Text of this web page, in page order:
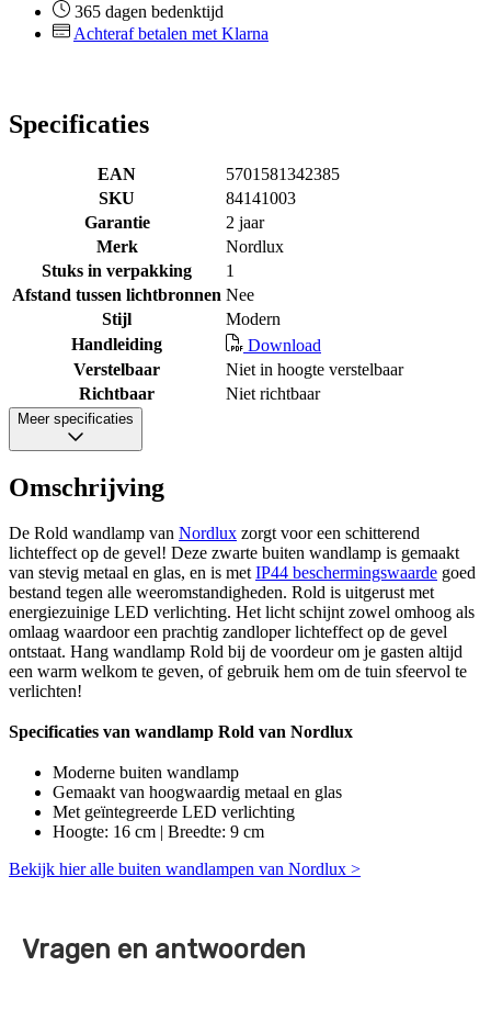
365 dagen bedenktijd
Achteraf betalen met Klarna
Specificaties
EAN
5701581342385
SKU
84141003
Garantie
2 jaar
Merk
Nordlux
Stuks in verpakking
1
Afstand tussen lichtbronnen Nee
Stijl
Modern
Handleiding
Download
Verstelbaar
Niet in hoogte verstelbaar
Richtbaar
Niet richtbaar
Meer specificaties
Omschrijving
De Rold wandlamp van Nordlux zorgt voor een schitterend
lichteffect op de gevel! Deze zwarte buiten wandlamp is gemaakt
van stevig metaal en glas, en is metIP44 beschermingswaarde goed
bestand tegen alle weeromstandigheden. Rold is uitgerust met
energiezuinige LED verlichting. Het licht schijnt zowel omhoog als
omlaag waardoor een prachtig zandloper lichteffect op de gevel
ontstaat. Hang wandlamp Rold bij de voordeur om je gasten altijd
een warm welkom te geven, of gebruik hem om de tuin sfeervol te
verlichten!
Specificaties van wandlamp Rold van Nordlux
Moderne buiten wandlamp
Gemaakt van hoogwaardig metaal en glas
Met geïntegreerde LED verlichting
Hoogte: 16 cm | Breedte: 9 cm
Bekijk hier alle buiten wandlampen van Nordlux >
Vragen en antwoorden